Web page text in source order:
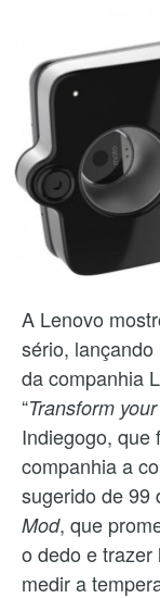
A Lenovo
sério,
da companhia
“Transform
Indiegogo, que
companhia a
sugerido de 99
Mod, que
o dedo e
medir a